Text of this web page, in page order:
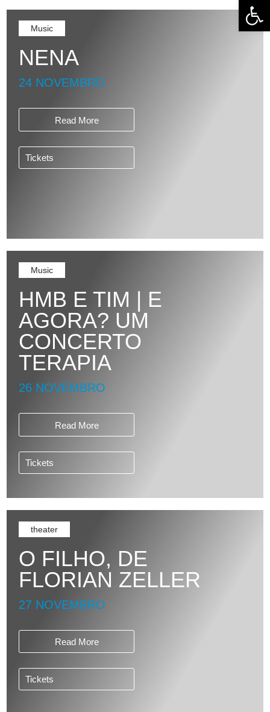
Music
NENA
24 NOVEMBRO
Read More
Tickets
Music
HMB E TIM | E
AGORA? UM
CONCERTO
TERAPIA
26 NOVEMBRO
Read More
Tickets
theater
O FILHO, DE
FLORIAN ZELLER
27 NOVEMBRO
Read More
Tickets